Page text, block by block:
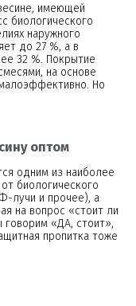
имеющей
биологического
наружного
до 27 %, а в
32 %. Покрытие
на основе
Но
оптом
одним из наиболее
биологического
лучи и прочее), а
на вопрос «стоит ли
«ДА, стоит»,
пропитка тоже